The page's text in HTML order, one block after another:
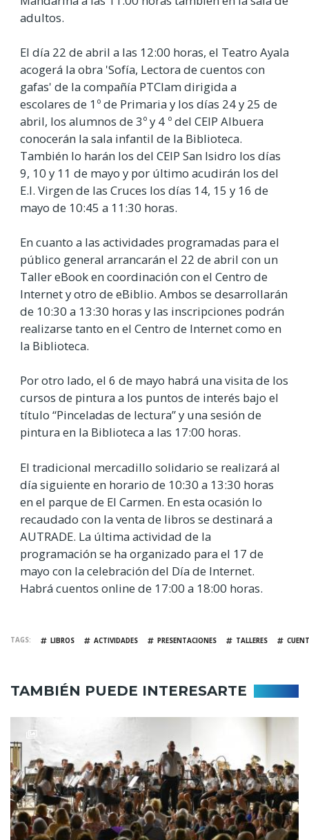
adultos.
El día 22 de abril a las 12:00 horas, el Teatro Ayala
acogerá la obra 'Sofía, Lectora de cuentos con
gafas' de la compañía PTClam dirigida a
escolares de 1º de Primaria y los días 24 y 25 de
abril, los alumnos de 3º y 4 º del CEIP Albuera
conocerán la sala infantil de la Biblioteca.
También lo harán los del CEIP San Isidro los días
9, 10 y 11 de mayo y por último acudirán los del
E.I. Virgen de las Cruces los días 14, 15 y 16 de
mayo de 10:45 a 11:30 horas.
En cuanto a las actividades programadas para el
público general arrancarán el 22 de abril con un
Taller eBook en coordinación con el Centro de
Internet y otro de eBiblio. Ambos se desarrollarán
de 10:30 a 13:30 horas y las inscripciones podrán
realizarse tanto en el Centro de Internet como en
la Biblioteca.
Por otro lado, el 6 de mayo habrá una visita de los
cursos de pintura a los puntos de interés bajo el
título “Pinceladas de lectura” y una sesión de
pintura en la Biblioteca a las 17:00 horas.
El tradicional mercadillo solidario se realizará al
día siguiente en horario de 10:30 a 13:30 horas
en el parque de El Carmen. En esta ocasión lo
recaudado con la venta de libros se destinará a
AUTRADE. La última actividad de la
programación se ha organizado para el 17 de
mayo con la celebración del Día de Internet.
Habrá cuentos online de 17:00 a 18:00 horas.
TAGS LIBROS ACTIVIDADES PRESENTACIONES TALLERES
TAMBIÉN PUEDE INTERESARTE